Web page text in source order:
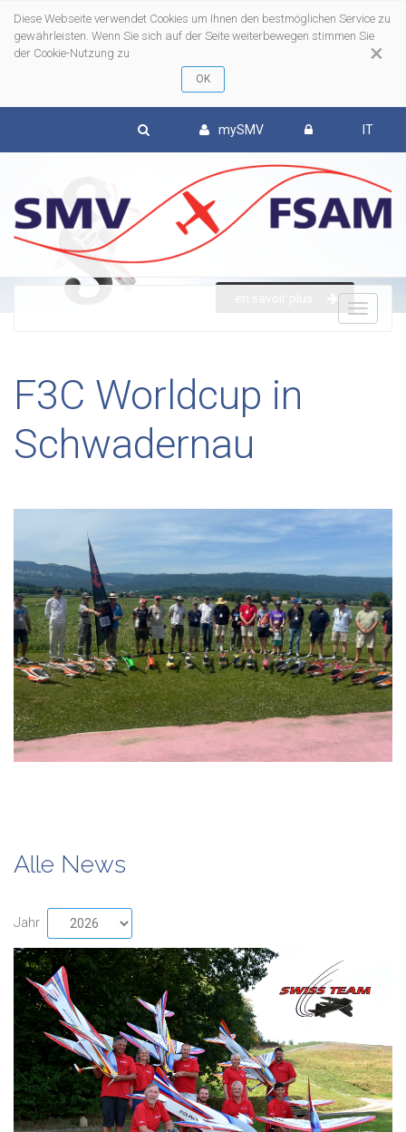
×
Diese Webseite verwendet Cookies um Ihnen den bestmöglichen Service zu
gewährleisten. Wenn Sie sich auf der Seite weiterbewegen stimmen Sie
der Cookie-Nutzung zu
mySMV IT
F3C Worldcup in
Schwadernau
Alle News
Jahr